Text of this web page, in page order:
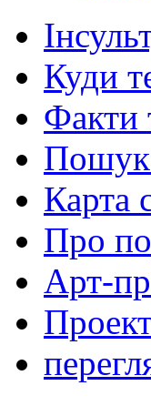
Куди
Факти
Пошук
Карта
Про
Арт-